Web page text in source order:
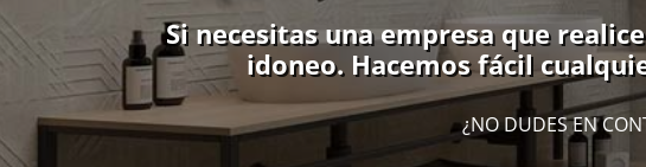
Si necesitas una empresa que
idoneo. Hacemos fácil
¿NO DUDES EN